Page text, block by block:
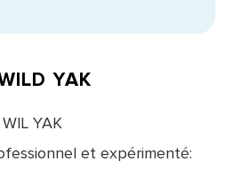
YAK
YAK
et expérimenté: